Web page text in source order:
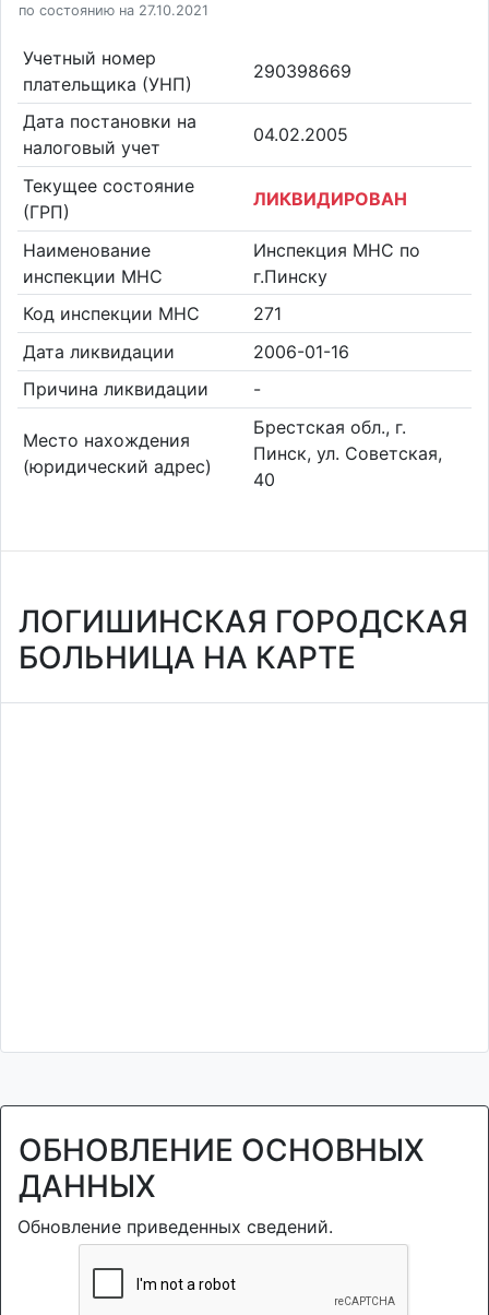
по состоянию на 27.10.2021
Учетный номер
плательщика (УНП)
290398669
Дата постановки на
налоговый учет
04.02.2005
Текущее состояние
(ГРП)
ЛИКВИДИРОВАН
Наименование
инспекции МНС
Инспекция МНС по
г.Пинску
Код инспекции МНС
271
Дата ликвидации
2006-01-16
Причина ликвидации
-
Место нахождения
(юридический адрес)
Брестская обл., г.
Пинск, ул. Советская,
40
ЛОГИШИНСКАЯ ГОРОДСКАЯ
БОЛЬНИЦА НА КАРТЕ
ОБНОВЛЕНИЕ ОСНОВНЫХ
ДАННЫХ
Обновление приведенных сведений.